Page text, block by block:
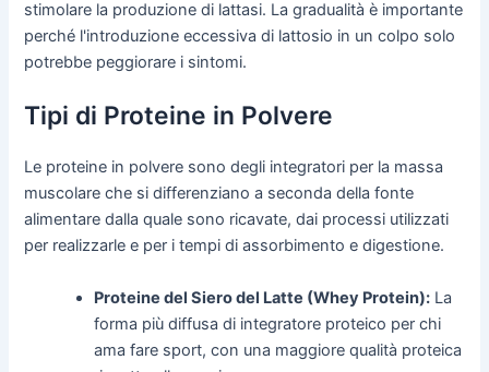
stimolare la produzione di lattasi. La gradualità è importante
perché l'introduzione eccessiva di lattosio in un colpo solo
potrebbe peggiorare i sintomi.
Tipi di Proteine in Polvere
Le proteine in polvere sono degli integratori per la massa
muscolare che si differenziano a seconda della fonte
alimentare dalla quale sono ricavate, dai processi utilizzati
per realizzarle e per i tempi di assorbimento e digestione.
Proteine del Siero del Latte (Whey Protein): La
forma più diffusa di integratore proteico per chi
ama fare sport, con una maggiore qualità proteica